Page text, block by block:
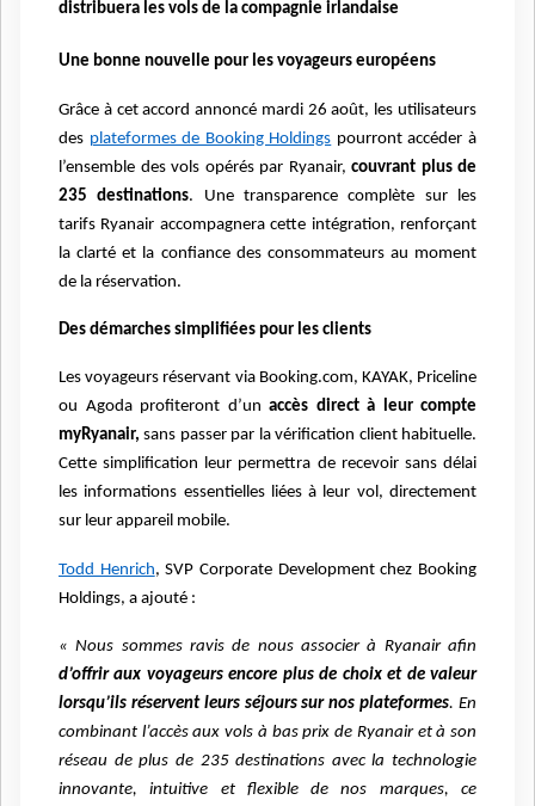
distribuera les vols de la compagnie irlandaise
Une bonne nouvelle pour les voyageurs européens
Grâce à cet accord annoncé mardi 26 août, les utilisateurs
des plateformes de Booking Holdings pourront accéder à
l’ensemble des vols opérés par Ryanair, couvrant plus de
235 destinations. Une transparence complète sur les
tarifs Ryanair accompagnera cette intégration, renforçant
la clarté et la confiance des consommateurs au moment
de la réservation.
Des démarches simplifiées pour les clients
Les voyageurs réservant via Booking.com, KAYAK, Priceline
ou Agoda profiteront d’un accès direct à leur compte
myRyanair, sans passer par la vérification client habituelle.
Cette simplification leur permettra de recevoir sans délai
les informations essentielles liées à leur vol, directement
sur leur appareil mobile.
Todd Henrich, SVP Corporate Development chez Booking
Holdings, a ajouté :
« Nous sommes ravis de nous associer à Ryanair afin
d’offrir aux voyageurs encore plus de choix et de valeur
lorsqu’ils réservent leurs séjours sur nos plateformes. En
combinant l’accès aux vols à bas prix de Ryanair et à son
réseau de plus de 235 destinations avec la technologie
innovante, intuitive et flexible de nos marques, ce